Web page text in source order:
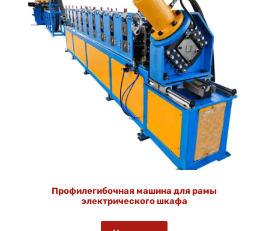
Профилегибочная машина для рамы
электрического шкафа